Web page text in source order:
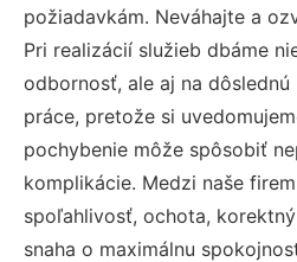
požiadavkám. Neváhajte a
Pri realizácií služieb dbáme
odbornosť, ale aj na
práce, pretože si
pochybenie môže spôsobiť
komplikácie. Medzi naše
spoľahlivosť, ochota,
snaha o maximálnu